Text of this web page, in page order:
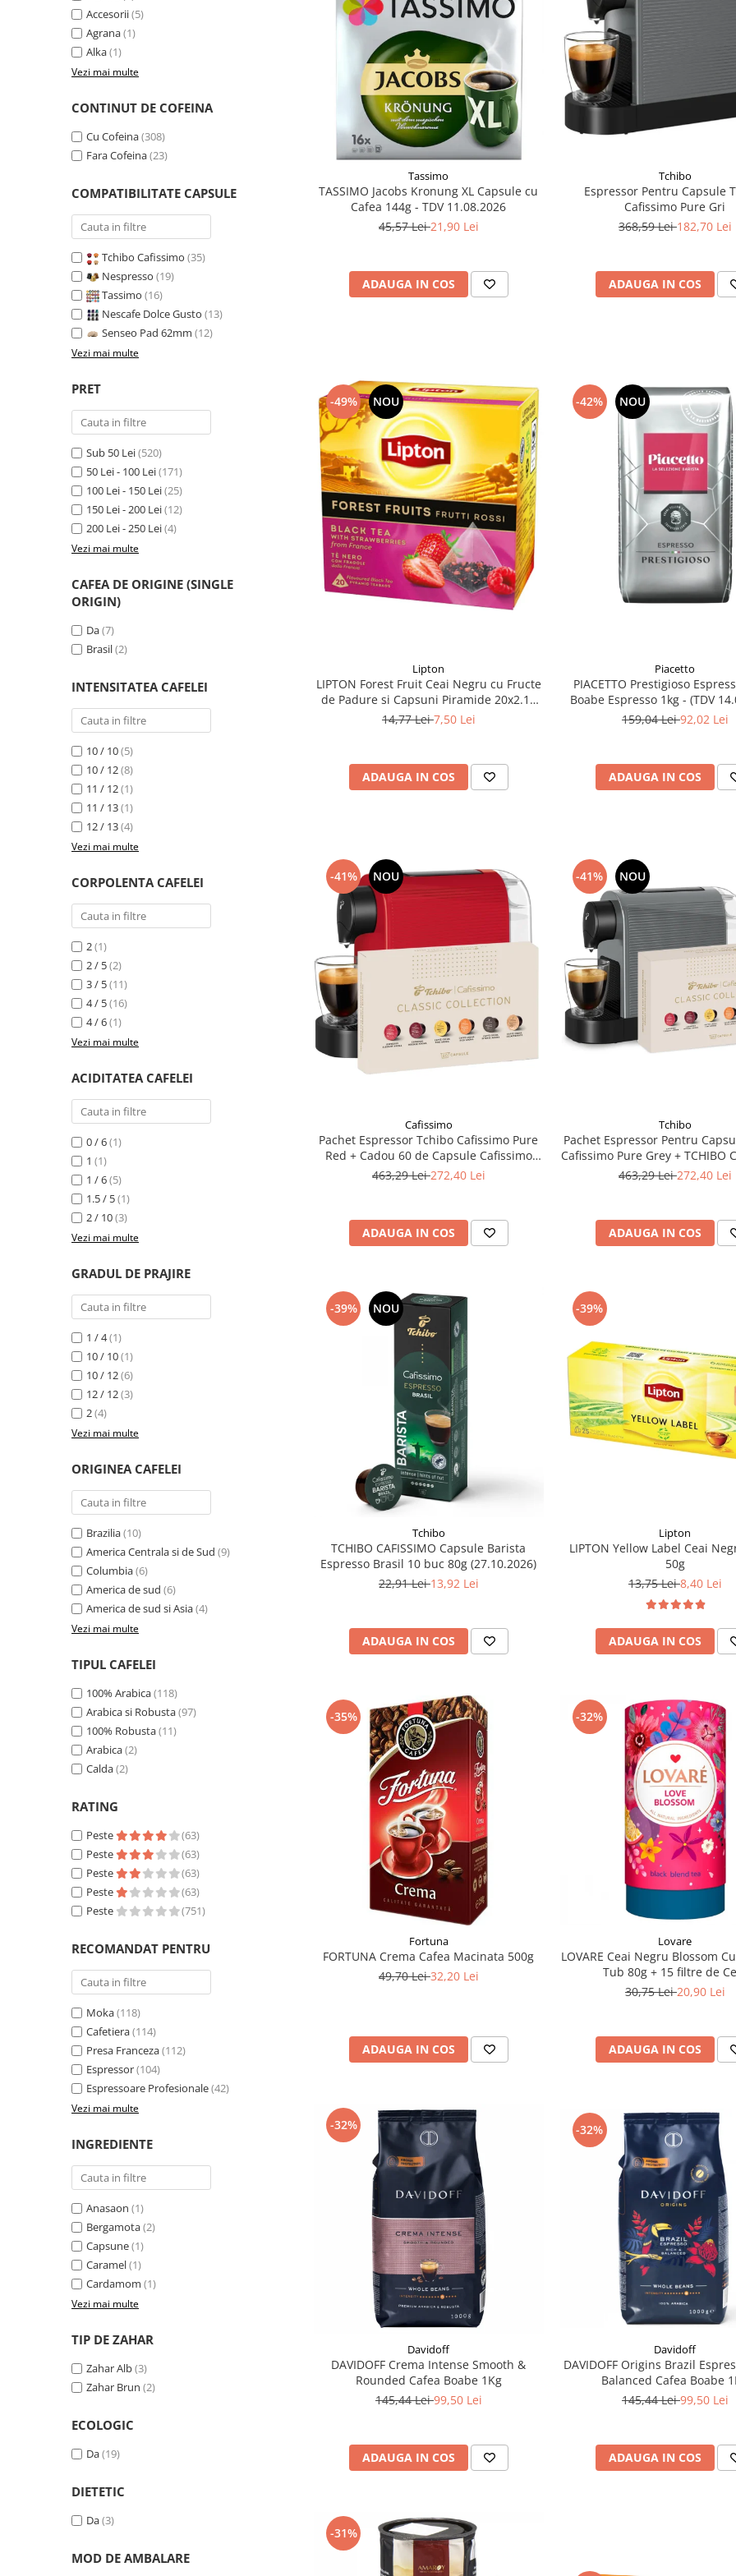
Accesorii(5)
Agrana(1)
Alka(1)
Vezi mai multe
CONTINUT DE COFEINA
Cu Cofeina(308)
Fara Cofeina(23)
COMPATIBILITATE CAPSULE
Tchibo Cafissimo (35)
Nespresso (19)
Tassimo (16)
Nescafe Dolce Gusto (13)
Senseo Pad 62mm (12)
Vezi mai multe
PRET
Sub 50 Lei(520)
50 Lei - 100 Lei(171)
100 Lei - 150 Lei(25)
150 Lei - 200 Lei(12)
200 Lei - 250 Lei(4)
Vezi mai multe
CAFEA DE ORIGINE (SINGLE
ORIGIN)
Da(7)
Brasil(2)
INTENSITATEA CAFELEI
10 / 10(5)
10 / 12(8)
11 / 12(1)
11 / 13(1)
12 / 13(4)
Vezi mai multe
CORPOLENTA CAFELEI
2(1)
2 / 5(2)
3 / 5(11)
4 / 5(16)
4 / 6(1)
Vezi mai multe
ACIDITATEA CAFELEI
0 / 6(1)
1 (1)
1 / 6(5)
1.5 / 5(1)
2 / 10(3)
Vezi mai multe
GRADUL DE PRAJIRE
1 / 4(1)
10 / 10(1)
10 / 12(6)
12 / 12(3)
2(4)
Vezi mai multe
ORIGINEA CAFELEI
Brazilia(10)
America Centrala si de Sud (9)
Columbia(6)
America de sud (6)
America de sud si Asia(4)
Vezi mai multe
TIPUL CAFELEI
100% Arabica(118)
Arabica si Robusta(97)
100% Robusta(11)
Arabica(2)
Calda(2)
RATING
Peste
(63)
Peste
(63)
Peste
(63)
Peste
(63)
Peste
(751)
RECOMANDAT PENTRU
Moka(118)
Cafetiera(114)
Presa Franceza(112)
Espressor(104)
Espressoare Profesionale(42)
Vezi mai multe
INGREDIENTE
Anasaon (1)
Bergamota(2)
Capsune(1)
Caramel(1)
Cardamom (1)
Vezi mai multe
TIP DE ZAHAR
Zahar Alb(3)
Zahar Brun (2)
ECOLOGIC
Da(19)
DIETETIC
Da(3)
MOD DE AMBALARE
Tassimo
TASSIMO Jacobs Kronung XL Capsule cu
Cafea 144g - TDV 11.08.2026
45,57 Lei21,90 Lei
ADAUGA IN COS
Tchibo
Espressor Pentru Capsule
Cafissimo Pure Gri
368,59 Lei182,70 Lei
ADAUGA IN COS
-49% NOU
Lipton
LIPTON Forest Fruit Ceai Negru cu Fructe
de Padure si Capsuni Piramide 20x2.1g
(TDV 30.08.2026)
14,77 Lei7,50 Lei
ADAUGA IN COS
-42% NOU
Piacetto
PIACETTO Prestigioso
Boabe Espresso 1kg - (TDV
159,04 Lei92,02 Lei
ADAUGA IN COS
-41% NOU
Cafissimo
Pachet Espressor Tchibo Cafissimo Pure
Red + Cadou 60 de Capsule Cafissimo
Classic Collection
463,29 Lei272,40 Lei
ADAUGA IN COS
-41% NOU
Tchibo
Pachet Espressor Pentru
Cafissimo Pure Grey + TCHIBO
Set Capsule 6 Sortimente -
463,29 Lei272,40 Lei
ADAUGA IN COS
-39% NOU
Tchibo
TCHIBO CAFISSIMO Capsule Barista
Espresso Brasil 10 buc 80g (27.10.2026)
22,91 Lei13,92 Lei
ADAUGA IN COS
-39%
Lipton
LIPTON Yellow Label Ceai
50g
13,75 Lei8,40 Lei
ADAUGA IN COS
-35%
Fortuna
FORTUNA Crema Cafea Macinata 500g
49,70 Lei32,20 Lei
ADAUGA IN COS
-32%
Lovare
LOVARE Ceai Negru Blossom
Tub 80g + 15 filtre de
30,75 Lei20,90 Lei
ADAUGA IN COS
-32%
Davidoff
DAVIDOFF Crema Intense Smooth &
Rounded Cafea Boabe 1Kg
145,44 Lei99,50 Lei
ADAUGA IN COS
-32%
Davidoff
DAVIDOFF Origins Brazil
Balanced Cafea Boabe
145,44 Lei99,50 Lei
ADAUGA IN COS
-31%